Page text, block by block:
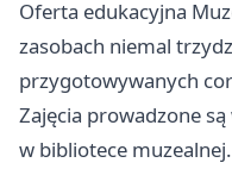
Oferta edukacyjna
zasobach niemal
przygotowywanych
Zajęcia prowadzone
w bibliotece muzealnej.